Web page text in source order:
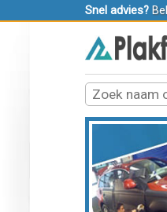
Snel advies? Bel